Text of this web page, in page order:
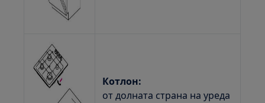
Котлон:
от долната страна на уреда